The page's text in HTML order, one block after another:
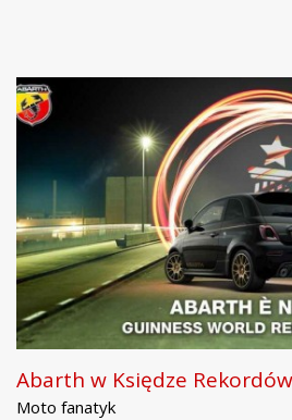
Abarth w Księdze
Moto fanatyk